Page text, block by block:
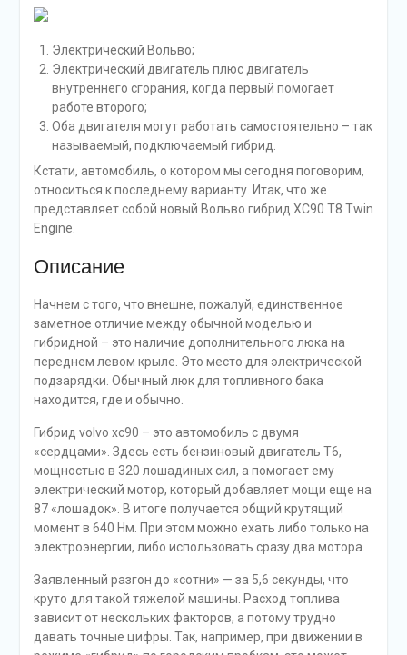
миллионов. Далее мы попытаемся объяснить, за что
Все для комфорта
Управлением от Вольво можно только гордиться, и это
стандарт качества и безопасности, за который многие
готовы переплачивать. Акустика шведской компании
Bowers&Wilkins не оставляет сомнения в том, что это
автомобиль класса «люкс». Причем звучит она еще
вмонтирована в середине заднего ряда, и имеется
акустическое стекло (в качестве дополнительной
шумоизоляции оно отделяет салон от багажного
отделения).
Если же говорить о шумоизоляции, то она здесь
намного выше, чем в обычном Вольво ХС90, и не только
за счет перегородки между отделениями. Ведь
электромотор работает гораздо тише. Ну и не стоит
забывать о том, что практически все модели Вольво по
этому показателю обычно на высоте. Так, на скорости в
60 километров в час уровень шума всего 56 дБ, а при
разгоне до 130 – км/ч он достигает показателя в 63 дБ.
Звучит неплохо. А теперь немного о том, чем этот
автомобиль напичкан. И начнем мы сзади, и не только
из-за того, что в салоне предусмотрен четырех-
сезонный климат контроль.
Итак, сзади два кресла, а потому их уже не разложишь,